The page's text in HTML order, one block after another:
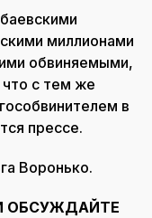
миллионами
обвиняемыми,
с тем же
в
прессе.
Воронько.
ОБСУЖДАЙТЕ